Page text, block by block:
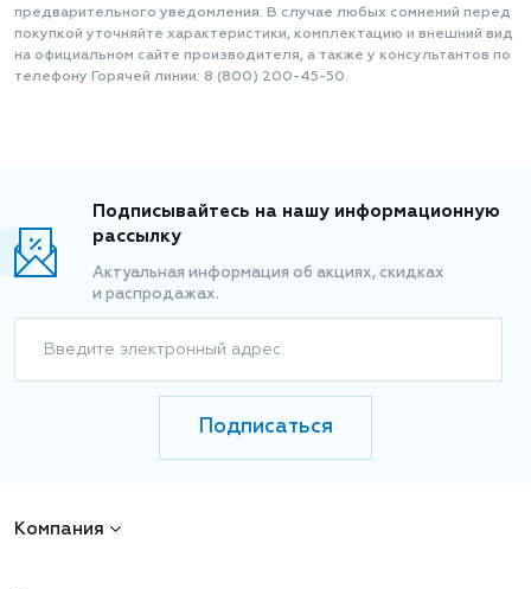
предварительного уведомления. В случае любых сомнений перед
покупкой уточняйте характеристики, комплектацию и внешний вид
на официальном сайте производителя, а также у консультантов по
телефону Горячей линии: 8 (800) 200-45-50.
Подписывайтесь на нашу информационную
рассылку
Актуальная информация об акциях, скидках
и распродажах.
Введите электронный адрес
Подписаться
Компания